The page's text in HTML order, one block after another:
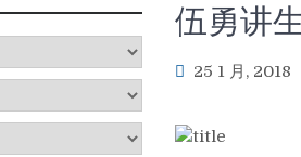
伍勇讲
25 1 月, 2018